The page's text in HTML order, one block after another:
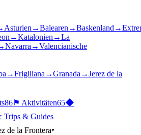
Asturien →Balearen →Baskenland →
→Katalonien →La
Navarra →Valencianische
→Frigiliana →Granada →Jerez de la
86⚑ Aktivitäten65◆
Trips & Guides
de la Frontera▾